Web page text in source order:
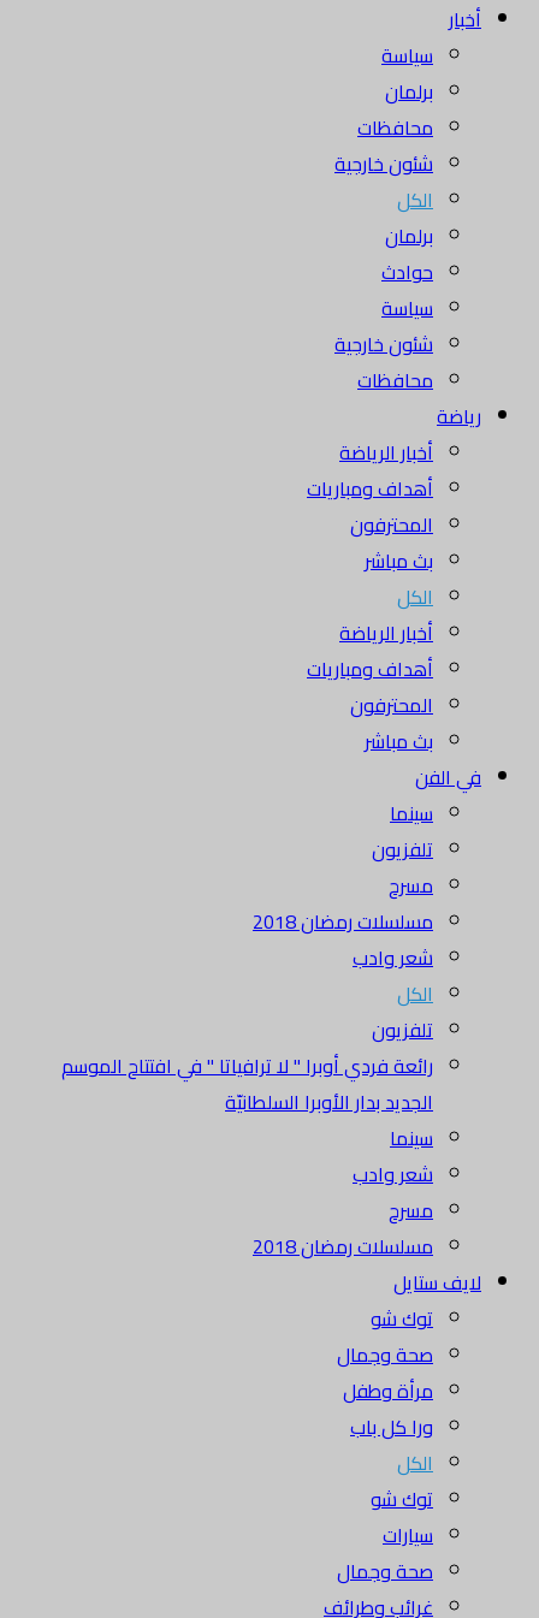
أخبار
سياسة
برلمان
محافظات
شئون خارجية
الكل
برلمان
حوادث
سياسة
شئون خارجية
محافظات
رياضة
أخبار الرياضة
أهداف ومباريات
المحترفون
بث مباشر
الكل
أخبار الرياضة
أهداف ومباريات
المحترفون
بث مباشر
في الفن
سينما
تلفزيون
مسرح
مسلسلات رمضان 2018
شعر وادب
الكل
تلفزيون
رائعة فردي أوبرا " لا ترافياتا " في افتتاح الموسم
الجديد بدار الأوبرا السلطانيّة
سينما
شعر وادب
مسرح
مسلسلات رمضان 2018
لايف ستايل
توك شو
صحة وجمال
مرأة وطفل
ورا كل باب
الكل
توك شو
سيارات
صحة وجمال
غرائب وطرائف